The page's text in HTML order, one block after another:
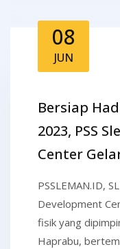
08
JUN
Bersiap
2023, PSS
Center
PSSLEMAN.ID,
Development
fisik yang
Haprabu,